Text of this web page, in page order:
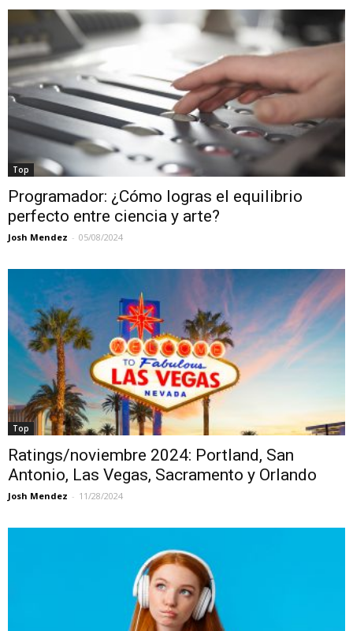
Top
Programador: ¿Cómo logras el equilibrio
perfecto entre ciencia y arte?
Josh Mendez - 05/08/2024
Top
Ratings/noviembre 2024: Portland, San
Antonio, Las Vegas, Sacramento y Orlando
Josh Mendez - 11/28/2024